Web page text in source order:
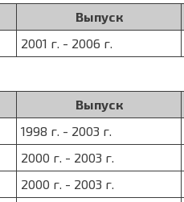
Выпуск
2001 г. - 2006 г.
Выпуск
1998 г. - 2003 г.
2000 г. - 2003 г.
2000 г. - 2003 г.